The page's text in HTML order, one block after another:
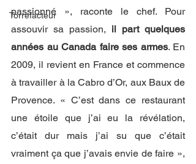
Torrefacteur
passionné », raconte le chef. Pour
assouvir sa passion, il part quelques
années au Canada faire ses armes. En
2009, il revient en France et commence
à travailler à la Cabro d’Or, aux Baux de
Provence. « C’est dans ce restaurant
une étoile que j’ai eu la révélation,
c’était dur mais j’ai su que c’était
vraiment ça que j’avais envie de faire »,